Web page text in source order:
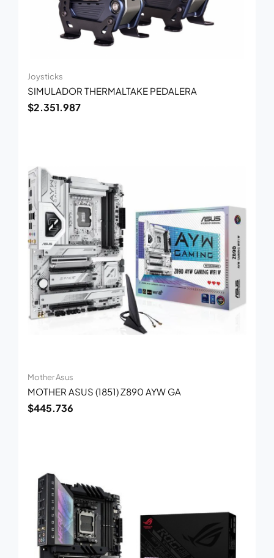
Joysticks
SIMULADOR THERMALTAKE PEDALERA
$2.351.987
Mother Asus
MOTHER ASUS (1851) Z890 AYW GA
$445.736